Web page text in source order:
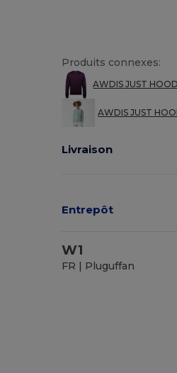
Produits connexes:
AWDIS JUST
AWDIS JUST
Livraison
Entrepôt
W1
FR | Pluguffan